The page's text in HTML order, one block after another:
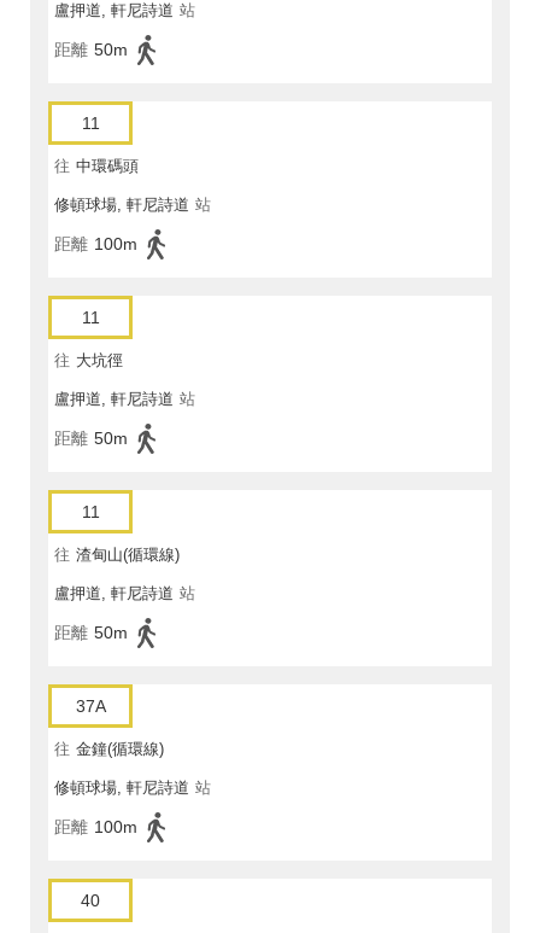
盧押道, 軒尼詩道 站
距離 50m
11
往 中環碼頭
修頓球場, 軒尼詩道 站
距離 100m
11
往 大坑徑
盧押道, 軒尼詩道 站
距離 50m
11
往 渣甸山(循環線)
盧押道, 軒尼詩道 站
距離 50m
37A
往 金鐘(循環線)
修頓球場, 軒尼詩道 站
距離 100m
40